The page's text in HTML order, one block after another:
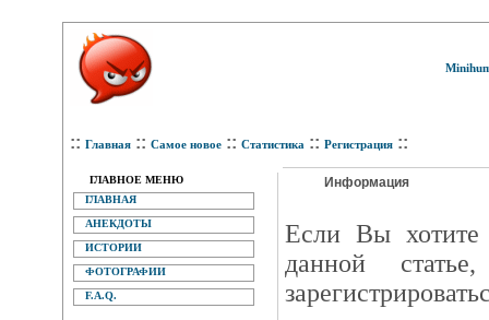
:: Главная :: Самое новое :: Статистика :: Регистрация ::
ГЛАВНОЕ МЕНЮ
ГЛАВНАЯ
АНЕКДОТЫ
ИСТОРИИ
ФОТОГРАФИИ
F.A.Q.
Информация
Eсли Вы хотите
данной